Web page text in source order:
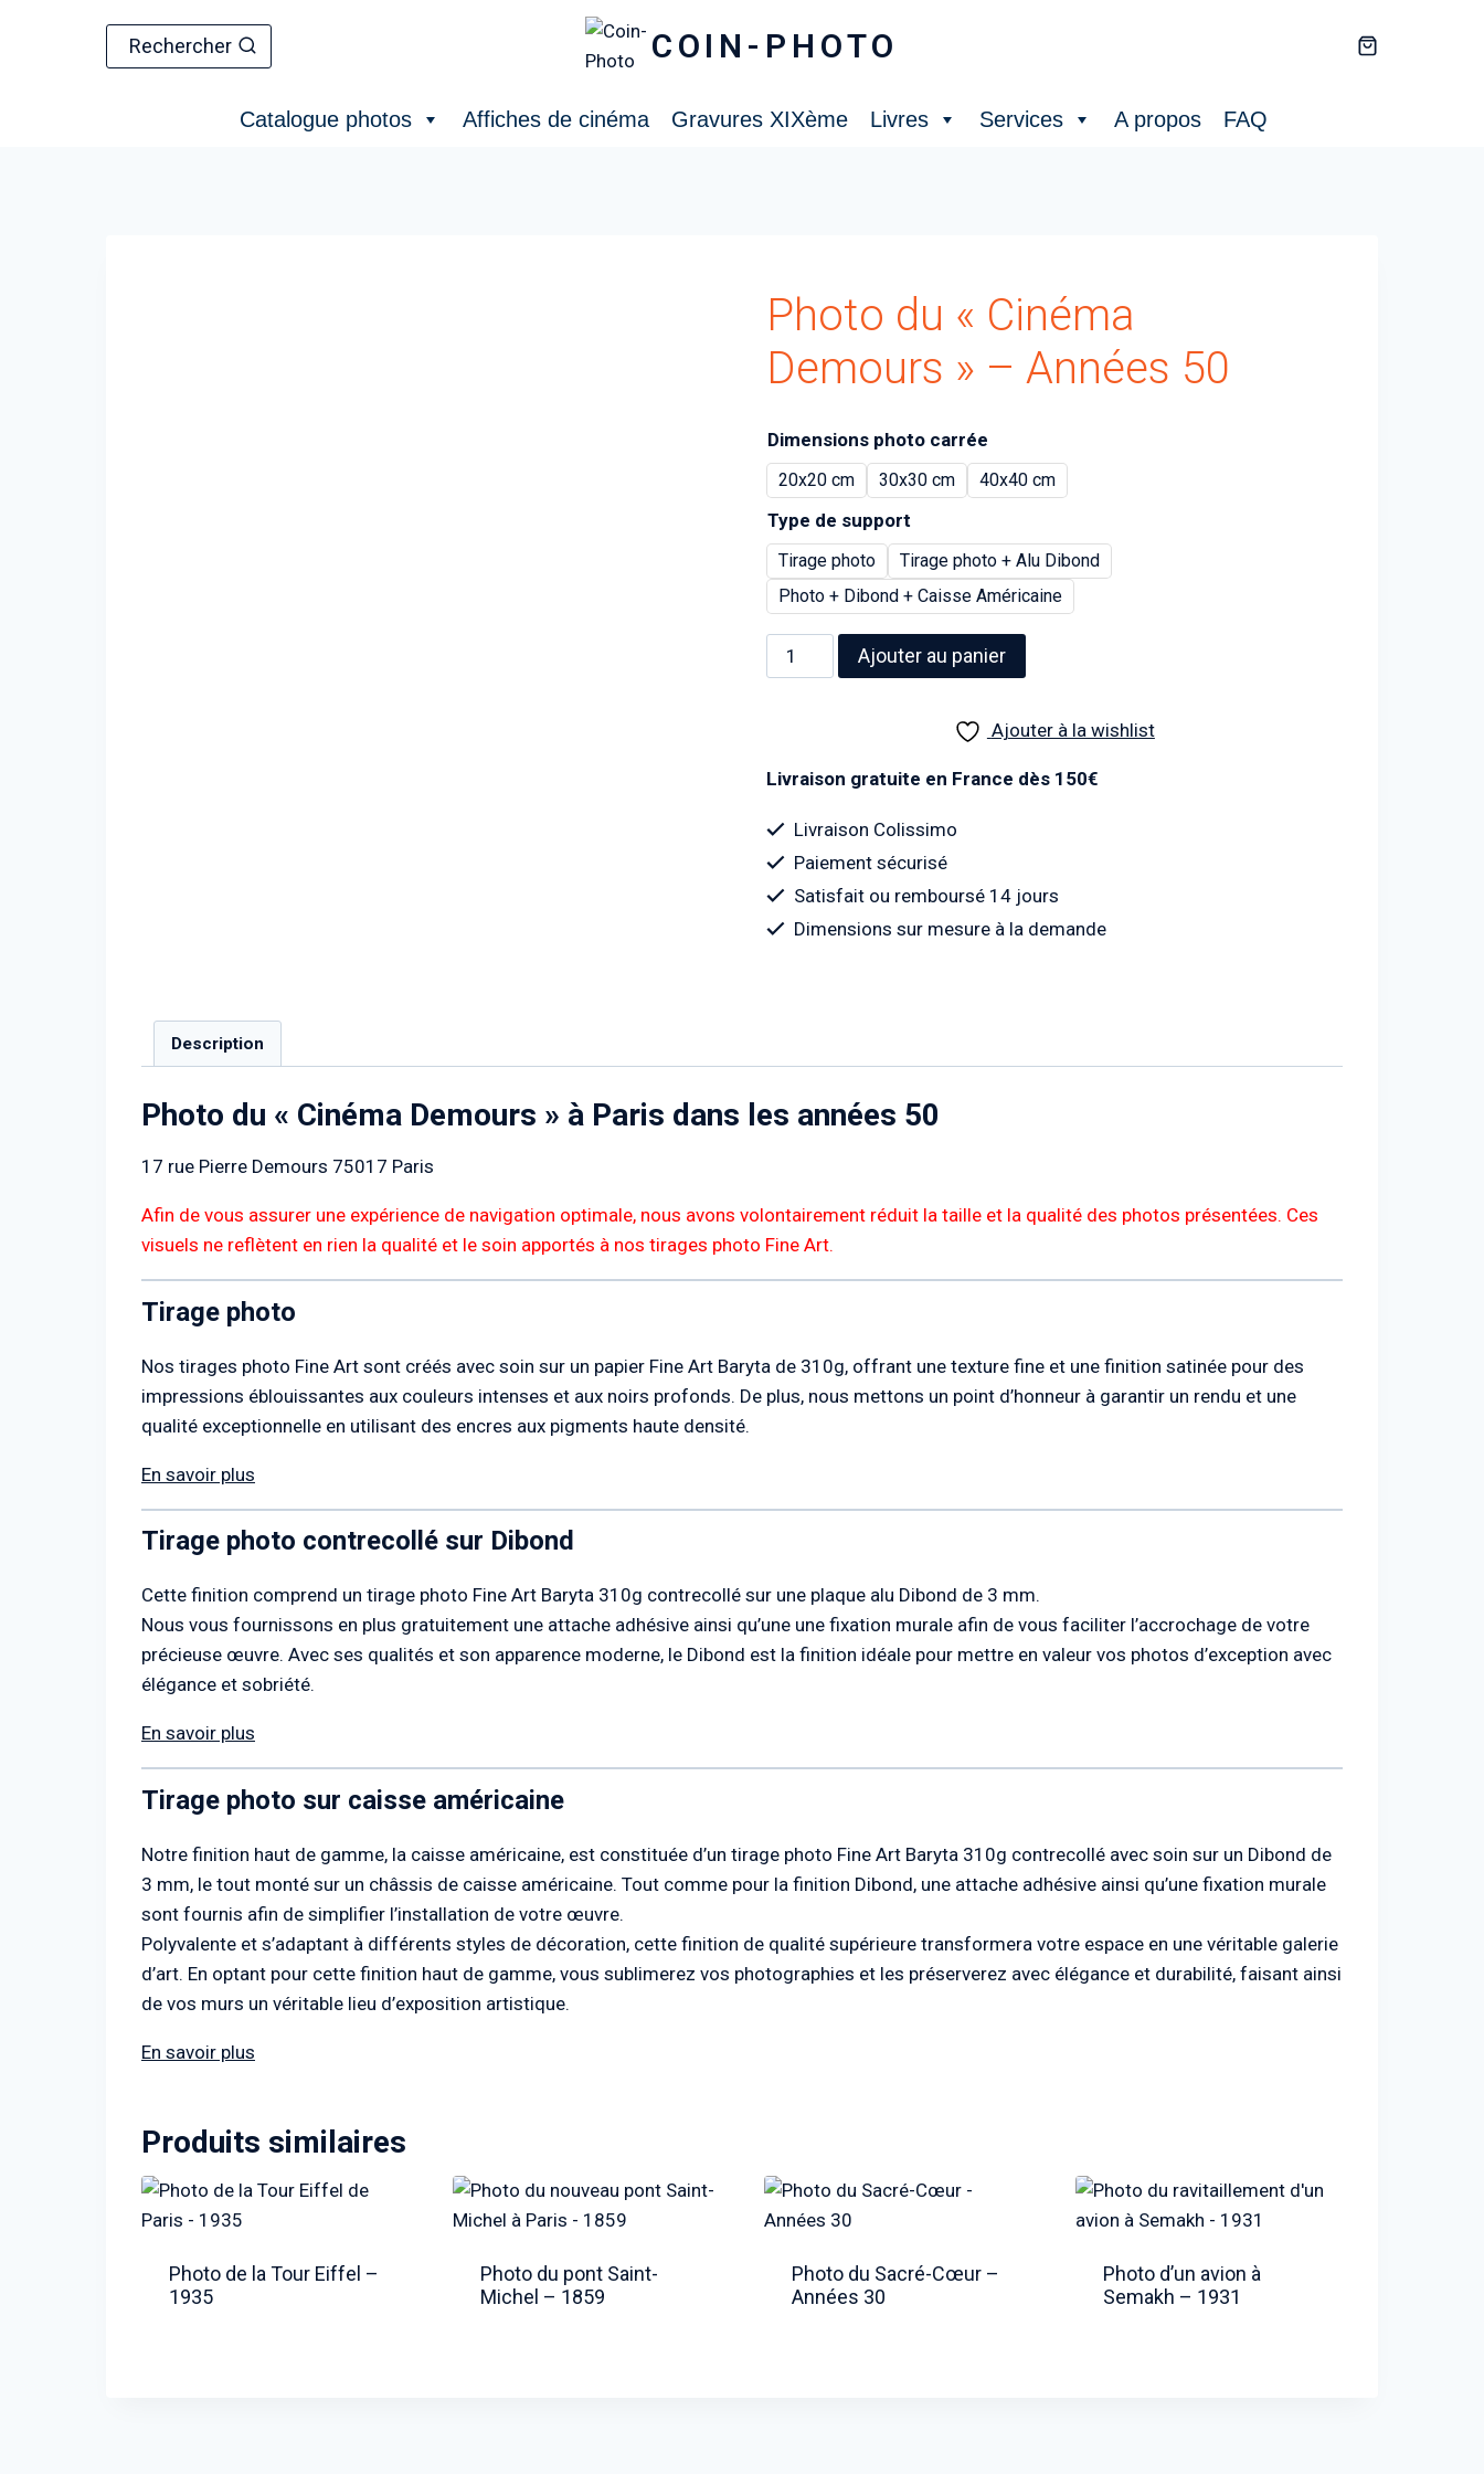
Rechercher COIN-PHOTO
Catalogue photos Affiches de cinéma Gravures XIXème Livres Services A propos FAQ
Photo du « Cinéma
Demours » – Années 50
Dimensions photo carrée
20x20 cm 30x30 cm 40x40 cm
Type de support
Tirage photo
Tirage photo + Alu Dibond
Photo + Dibond + Caisse Américaine
quantité
de
"Cinéma
-
Années
50
Ajouter au panier
Ajouter à la wishlist
Livraison gratuite en France dès 150€
Livraison Colissimo
Paiement sécurisé
Satisfait ou remboursé 14 jours
Dimensions sur mesure à la demande
Description
Photo du « Cinéma Demours » à Paris dans les années 50
17 rue Pierre Demours 75017 Paris
Afin de vous assurer une expérience de navigation optimale, nous avons volontairement réduit la taille et la qualité des photos présentées. Ces
visuels ne reflètent en rien la qualité et le soin apportés à nos tirages photo Fine Art.
Tirage photo
Nos tirages photo Fine Art sont créés avec soin sur un papier Fine Art Baryta de 310g, offrant une texture fine et une finition satinée pour des
impressions éblouissantes aux couleurs intenses et aux noirs profonds. De plus, nous mettons un point d’honneur à garantir un rendu et une
qualité exceptionnelle en utilisant des encres aux pigments haute densité.
En savoir plus
Tirage photo contrecollé sur Dibond
Cette finition comprend un tirage photo Fine Art Baryta 310g contrecollé sur une plaque alu Dibond de 3 mm.
Nous vous fournissons en plus gratuitement une attache adhésive ainsi qu’une une fixation murale afin de vous faciliter l’accrochage de votre
précieuse œuvre. Avec ses qualités et son apparence moderne, le Dibond est la finition idéale pour mettre en valeur vos photos d’exception avec
élégance et sobriété.
En savoir plus
Tirage photo sur caisse américaine
Notre finition haut de gamme, la caisse américaine, est constituée d’un tirage photo Fine Art Baryta 310g contrecollé avec soin sur un Dibond de
3 mm, le tout monté sur un châssis de caisse américaine. Tout comme pour la finition Dibond, une attache adhésive ainsi qu’une fixation murale
sont fournis afin de simplifier l’installation de votre œuvre.
Polyvalente et s’adaptant à différents styles de décoration, cette finition de qualité supérieure transformera votre espace en une véritable galerie
d’art. En optant pour cette finition haut de gamme, vous sublimerez vos photographies et les préserverez avec élégance et durabilité, faisant ainsi
de vos murs un véritable lieu d’exposition artistique.
En savoir plus
Produits similaires
Photo de la Tour Eiffel –
1935
Photo du pont Saint-
Michel – 1859
Photo du Sacré-Cœur –
Années 30
Photo d’un avion à
Semakh – 1931